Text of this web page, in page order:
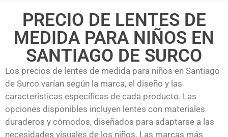
PRECIO DE LENTES DE
MEDIDA PARA NIÑOS EN
SANTIAGO DE SURCO
Los precios de lentes de medida para niños en Santiago
de Surco varían según la marca, el diseño y las
características específicas de cada producto. Las
opciones disponibles incluyen lentes con materiales
duraderos y cómodos, diseñados para adaptarse a las
necesidades visuales de los niños. Las marcas más